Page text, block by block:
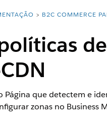
B2C COMMERCE
que detectem e
zonas no Business